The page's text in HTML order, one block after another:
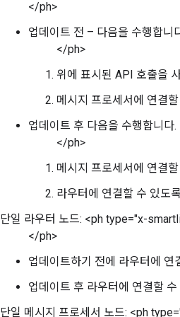
</ph>
업데이트 전 – 다음을 수행합
</ph>
위에 표시된 API 호출을
메시지 프로세서에 연결
업데이트 후 다음을 수행합니
</ph>
메시지 프로세서에 연결
라우터에 연결할 수 있도
단일 라우터 노드: <ph type="x-
</ph>
업데이트하기 전에 라우터에 연
업데이트 후 라우터에 연결할
단일 메시지 프로세서 노드: <ph